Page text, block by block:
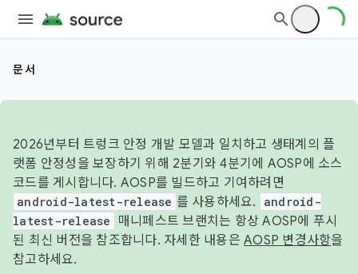
문서
2026년부터 트렁크 안정 개발 모델과 일치하고 생태계의 플
랫폼 안정성을 보장하기 위해 2분기와 4분기에 AOSP에 소스
코드를 게시합니다. AOSP를 빌드하고 기여하려면
android-latest-release 를 사용하세요.
android-
latest-release
매니페스트 브랜치는 항상 AOSP에 푸시
된 최신 버전을 참조합니다. 자세한 내용은 AOSP 변경사항을
참고하세요.